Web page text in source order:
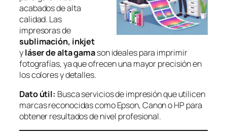
acabados de alta
calidad. Las
impresoras de
sublimación, inkjet
yláser de alta gamason ideales para imprimir
fotografías, ya que ofrecen una mayor precisión en
los colores y detalles.
Dato útil: Busca servicios de impresión que utilicen
marcas reconocidas como Epson, Canon o HP para
obtener resultados de nivel profesional.